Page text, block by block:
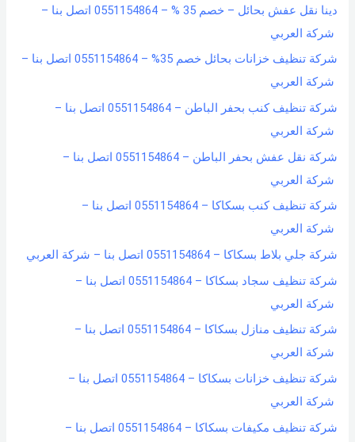
دينا نقل عفش بحائل – خصم 35 % – 0551154864 اتصل بنا –
شركة العربي
شركة تنظيف خزانات بحائل خصم 35% – 0551154864 اتصل بنا –
شركة العربي
شركة تنظيف كنب بحفر الباطن – 0551154864 اتصل بنا –
شركة العربي
شركة نقل عفش بحفر الباطن – 0551154864 اتصل بنا –
شركة العربي
شركة تنظيف كنب بسكاكا – 0551154864 اتصل بنا –
شركة العربي
شركة جلي بلاط بسكاكا – 0551154864 اتصل بنا – شركة العربي
شركة تنظيف سجاد بسكاكا – 0551154864 اتصل بنا –
شركة العربي
شركة تنظيف منازل بسكاكا – 0551154864 اتصل بنا –
شركة العربي
شركة تنظيف خزانات بسكاكا – 0551154864 اتصل بنا –
شركة العربي
شركة تنظيف مكيفات بسكاكا – 0551154864 اتصل بنا –